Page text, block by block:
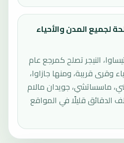
لجميع المدن والأحياء
النيجر تصلح كمرجع عام
وقرى قريبة، ومنها جازاوا،
ماسساتشي، جويدان مالام
الدقائق قليلًا في المواقع